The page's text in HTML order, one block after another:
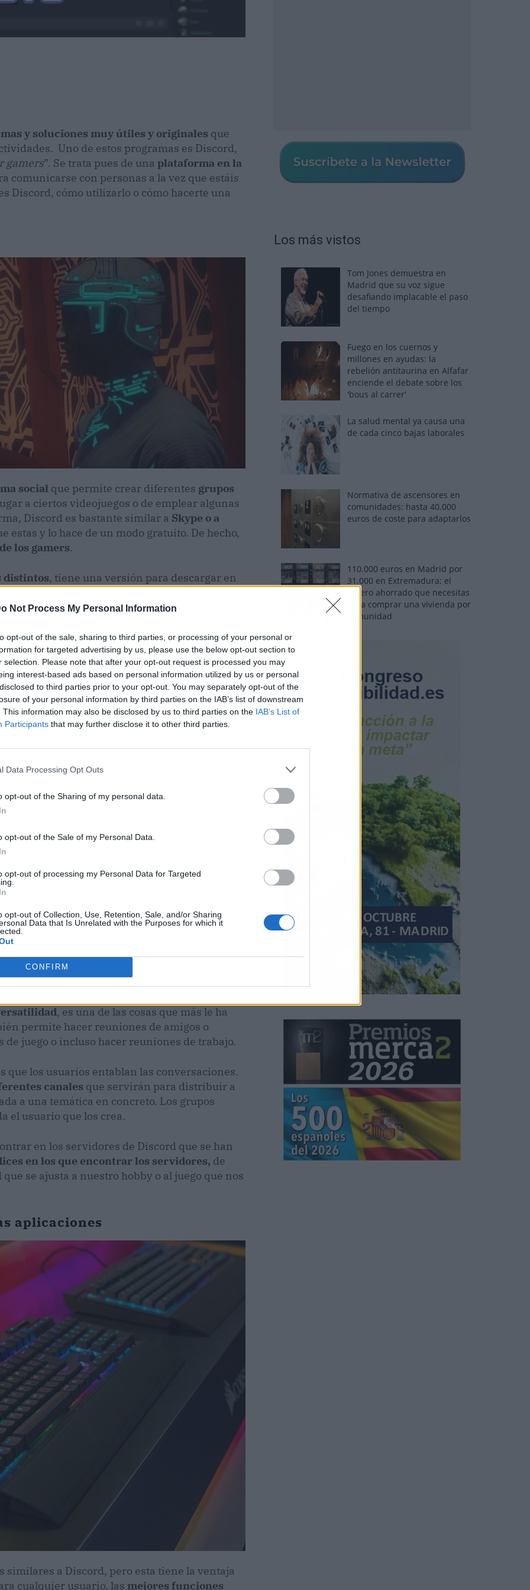
Not Process My Personal Information
opt-out of the sale, sharing to third parties, or processing of your personal or
for targeted advertising by us, please use the below opt-out section to
selection. Please note that after your opt-out request is processed you may
interest-based ads based on personal information utilized by us or personal
to third parties prior to your opt-out. You may separately opt-out of the
of your personal information by third parties on the IAB’s list of downstream
This information may also be disclosed by us to third parties on the IAB’s List of
Participants that may further disclose it to other third parties.
Data Processing Opt Outs
opt-out of the Sharing of my personal data.
opt-out of the Sale of my Personal Data.
opt-out of processing my Personal Data for Targeted
opt-out of Collection, Use, Retention, Sale, and/or Sharing
Data that Is Unrelated with the Purposes for which it
CONFIRM
y soluciones muy útiles y originales que
Uno de estos programas es Discord,
gamers”. Se trata pues de una plataforma en la
comunicarse con personas a la vez que estáis
Discord, cómo utilizarlo o cómo hacerte una
social que permite crear diferentes grupos
a ciertos videojuegos o de emplear algunas
Discord es bastante similar a Skype o a
estas y lo hace de un modo gratuito. De hecho,
los gamers.
distintos, tiene una versión para descargar en
utilizarse directamente desde el navegador
texto, mandar mensajes por voz y también
, es una de las cosas que más le ha
permite hacer reuniones de amigos o
juego o incluso hacer reuniones de trabajo.
que los usuarios entablan las conversaciones.
canales que servirán para distribuir a
a una temática en concreto. Los grupos
el usuario que los crea.
en los servidores de Discord que se han
en los que encontrar los servidores, de
se ajusta a nuestro hobby o al juego que nos
aplicaciones
a Discord, pero esta tiene la ventaja
cualquier usuario, las mejores funciones
Los más vistos
Tom Jones demuestra en
Madrid que su voz sigue
desafiando implacable el paso
del tiempo
Fuego en los cuernos y
millones en ayudas: la
rebelión antitaurina en Alfafar
enciende el debate sobre los
'bous al carrer'
La salud mental ya causa una
de cada cinco bajas laborales
Normativa de ascensores en
comunidades: hasta 40.000
euros de coste para adaptarlos
110.000 euros en Madrid por
31.000 en Extremadura: el
dinero ahorrado que necesitas
para comprar una vivienda por
comunidad